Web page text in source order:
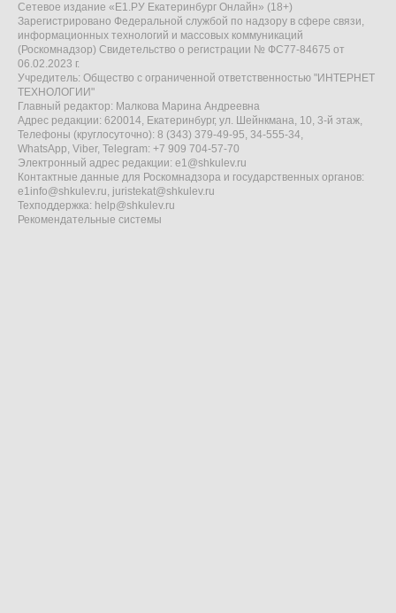
Сетевое издание «Е1.РУ Екатеринбург Онлайн» (18+)
Зарегистрировано Федеральной службой по надзору в сфере связи,
информационных технологий и массовых коммуникаций
(Роскомнадзор) Свидетельство о регистрации № ФС77-84675 от
06.02.2023 г.
Учредитель: Общество с ограниченной ответственностью "ИНТЕРНЕТ
ТЕХНОЛОГИИ"
Главный редактор: Малкова Марина Андреевна
Адрес редакции: 620014, Екатеринбург, ул. Шейнкмана, 10, 3-й этаж,
Телефоны (круглосуточно): 8 (343) 379-49-95, 34-555-34,
WhatsApp, Viber, Telegram: +7 909 704-57-70
Электронный адрес редакции: e1@shkulev.ru
Контактные данные для Роскомнадзора и государственных органов:
e1info@shkulev.ru, juristekat@shkulev.ru
Техподдержка: help@shkulev.ru
Рекомендательные системы